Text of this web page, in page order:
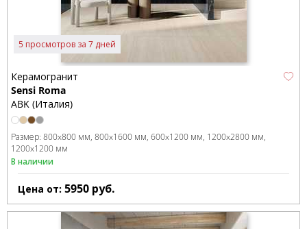
5 просмотров за 7 дней
Керамогранит
Sensi Roma
ABK (Италия)
Размер: 800x800 мм 800x1600 мм 600x1200 мм 1200x2800 мм
1200x1200 мм
В наличии
Цена от: 5950 руб.